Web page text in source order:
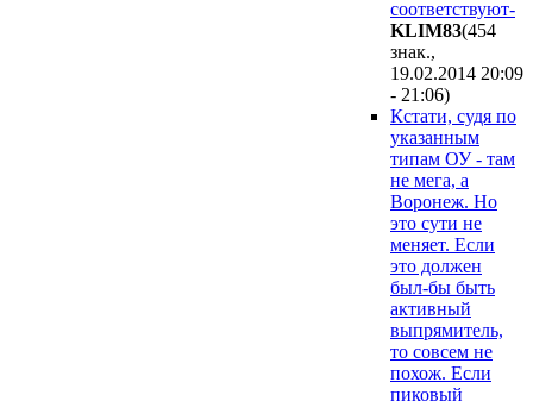
соответствуют-
KLIM83(454
знак.,
19.02.2014 20:09
- 21:06)
Кстати, судя по
указанным
типам ОУ - там
не мега, а
Воронеж. Но
это сути не
меняет. Если
это должен
был-бы быть
активный
выпрямитель,
то совсем не
похож. Если
пиковый